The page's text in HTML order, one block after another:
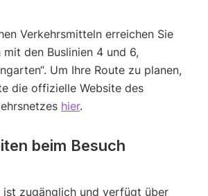
Verkehrsmitteln erreichen Sie
den Buslinien 4 und 6,
Um Ihre Route zu planen,
die offizielle Website des
hier.
beim Besuch
ist zugänglich und verfügt über